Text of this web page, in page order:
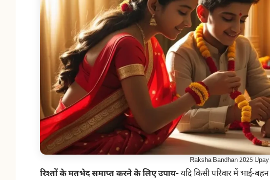
Raksha Bandhan 2025 Upay
रिश्तों के मतभेद समाप्त करने के लिए उपाय-यदि किसी परिवार में भाई-